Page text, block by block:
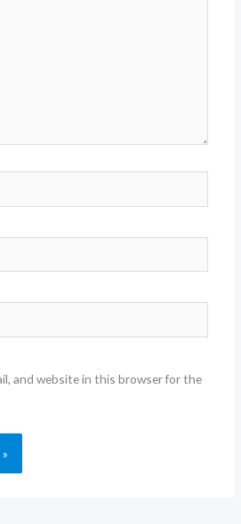
and website in this browser for the